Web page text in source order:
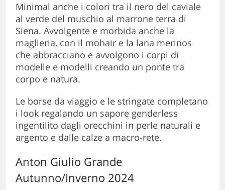
Minimal anche i colori tra il nero del caviale
al verde del muschio al marrone terra di
Siena. Avvolgente e morbida anche la
maglieria, con il mohair e la lana merinos
che abbracciano e avvolgono i corpi di
modelle e modelli creando un ponte tra
corpo e natura.
Le borse da viaggio e le stringate completano
i look regalando un sapore genderless
ingentilito dagli orecchini in perle naturali e
argento e dalle calze a macro-rete.
Anton Giulio Grande
Autunno/Inverno 2024